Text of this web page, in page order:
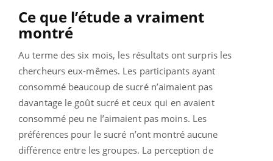
Ce que l’étude a vraiment
montré
Au terme des six mois, les résultats ont surpris les
chercheurs eux-mêmes. Les participants ayant
consommé beaucoup de sucré n’aimaient pas
davantage le goût sucré et ceux qui en avaient
consommé peu ne l’aimaient pas moins. Les
préférences pour le sucré n’ont montré aucune
différence entre les groupes. La perception de